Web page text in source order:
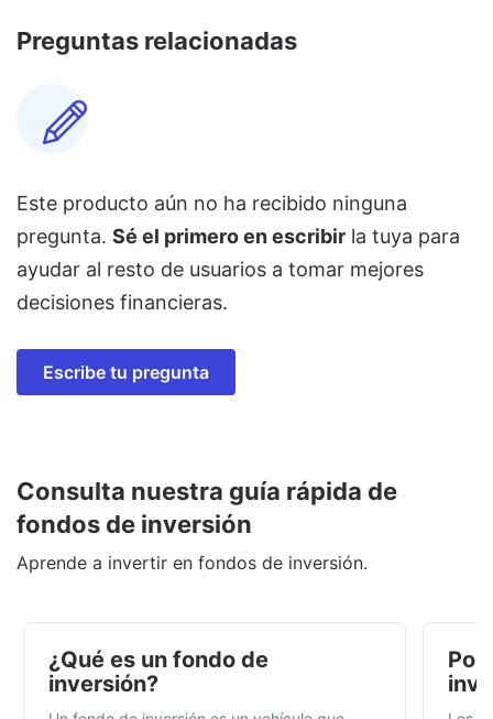
Preguntas relacionadas
Este producto aún no ha recibido ninguna
pregunta. Sé el primero en escribir la tuya para
ayudar al resto de usuarios a tomar mejores
decisiones financieras.
Escribe tu pregunta
Consulta nuestra guía rápida de
fondos de inversión
Aprende a invertir en fondos de inversión.
¿Qué es un fondo de
inversión?
Por